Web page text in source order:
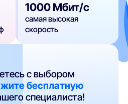
1000 Мбит/с
самая высокая
скорость
с выбором
бесплатную
специалиста!